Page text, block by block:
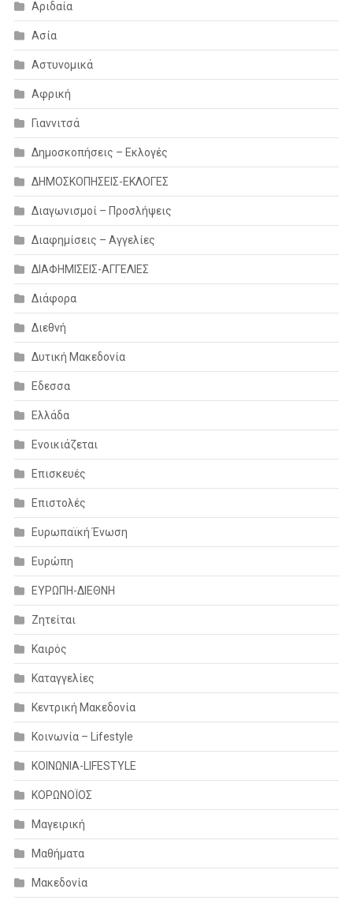
Αριδαία
Ασία
Αστυνομικά
Αφρική
Γιαννιτσά
Δημοσκοπήσεις – Εκλογές
ΔΗΜΟΣΚΟΠΗΣΕΙΣ-ΕΚΛΟΓΕΣ
Διαγωνισμοί – Προσλήψεις
Διαφημίσεις – Αγγελίες
ΔΙΑΦΗΜΙΣΕΙΣ-ΑΓΓΕΛΙΕΣ
Διάφορα
Διεθνή
Δυτική Μακεδονία
Εδεσσα
Ελλάδα
Ενοικιάζεται
Επισκευές
Επιστολές
Ευρωπαϊκή Ένωση
Ευρώπη
ΕΥΡΩΠΗ-ΔΙΕΘΝΗ
Ζητείται
Καιρός
Καταγγελίες
Κεντρική Μακεδονία
Κοινωνία – Lifestyle
ΚΟΙΝΩΝΙΑ-LIFESTYLE
ΚΟΡΩΝΟΪΟΣ
Μαγειρική
Μαθήματα
Μακεδονία